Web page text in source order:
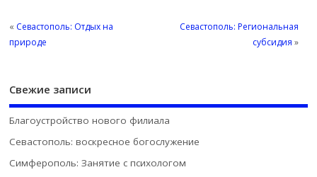
« Севастополь: Отдых на
природе
Севастополь: Региональная
субсидия »
Свежие записи
Благоустройство нового филиала
Севастополь: воскресное богослужение
Симферополь: Занятие с психологом